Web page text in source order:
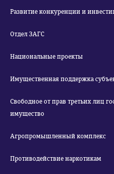
Развитие конкуренции и
Отдел ЗАГС
Национальные проекты
Имущественная поддержка
Свободное от прав третьих лиц
имущество
Агропромышленный комплекс
Противодействие наркотикам